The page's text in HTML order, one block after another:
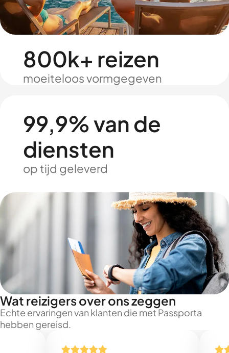
800k+ reizen
moeiteloos vormgegeven
99,9% van de
diensten
op tijd geleverd
Wat reizigers over ons zeggen
Echte ervaringen van klanten die met Passporta
hebben gereisd.